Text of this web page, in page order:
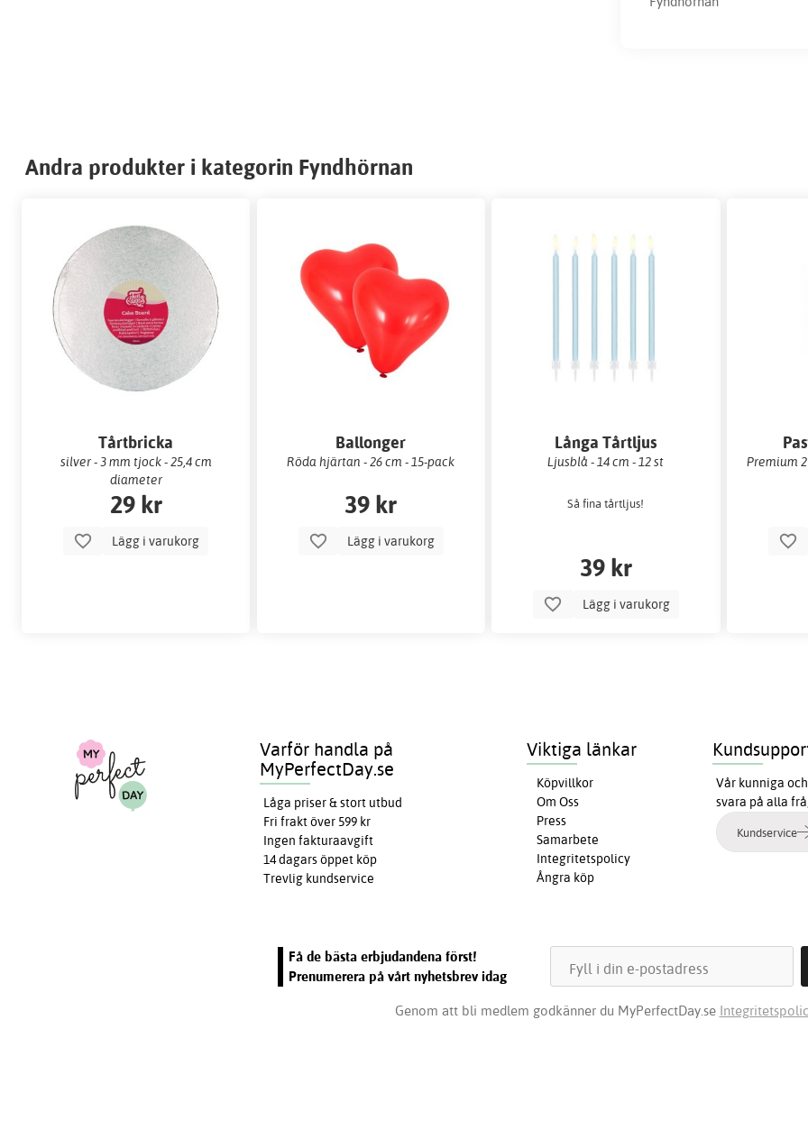
Andra produkter i kategorin Fyndhörnan
Tårtbricka
silver - 3 mm tjock - 25,4 cm
diameter
29 kr
Lägg i varukorg
Ballonger
Röda hjärtan - 26 cm - 15-pack
39 kr
Lägg i varukorg
Långa Tårtljus
Ljusblå - 14 cm - 12 st
Så fina tårtljus!
39 kr
Lägg i varukorg
Premium
Varför handla på
MyPerfectDay.se
Låga priser & stort utbud
Fri frakt över 599 kr
Ingen fakturaavgift
14 dagars öppet köp
Trevlig kundservice
Viktiga länkar
Köpvillkor
Om Oss
Press
Samarbete
Integritetspolicy
Ångra köp
Vår kunniga
svara på alla
Kundservice
Få de bästa erbjudandena först!
Prenumerera på vårt nyhetsbrev idag
Genom att bli medlem godkänner du MyPerfectDay.se